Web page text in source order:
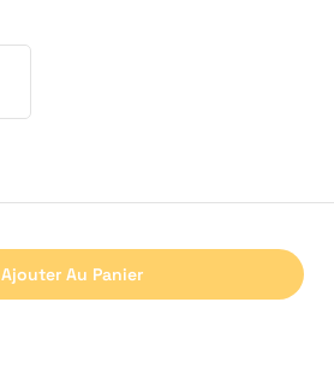
Ajouter Au Panier